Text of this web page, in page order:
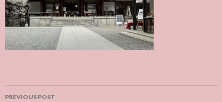
Post
PREVIOUS POST